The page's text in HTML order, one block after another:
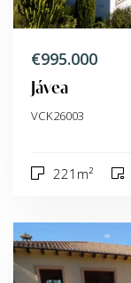
€995.000
Jávea
VCK26003
221m²